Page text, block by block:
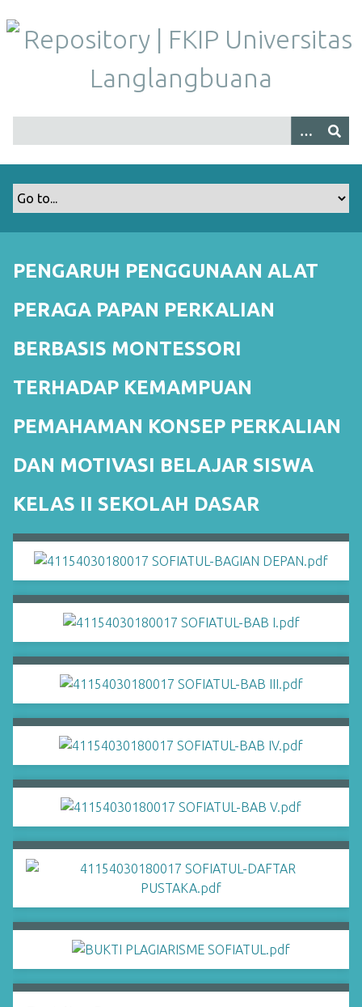
i
PENGARUH PENGGUNAAN ALAT
PERAGA PAPAN PERKALIAN
BERBASIS MONTESSORI
TERHADAP KEMAMPUAN
PEMAHAMAN KONSEP PERKALIAN
DAN MOTIVASI BELAJAR SISWA
KELAS II SEKOLAH DASAR